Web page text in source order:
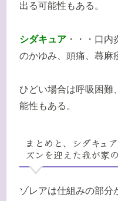
出る可能性もある。
シダキュア ・・・口
のかゆみ、頭痛、蕁麻
ひどい場合は呼吸困難
能性もある。
まとめと、シダキュ
ズンを迎えた我が家
ゾレアは仕組みの部分